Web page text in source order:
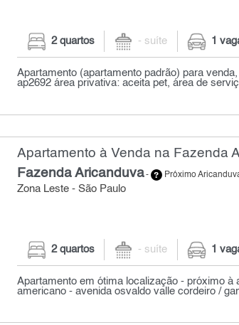
2 quartos - suíte 1
Apartamento (apartamento padrão) para
ap2692 área privativa: aceita pet, área de
Apartamento à Venda na Fazenda
Fazenda Aricanduva- Próximo
Zona Leste - São Paulo
2 quartos - suíte 1
Apartamento em ótima localização - próximo à
americano - avenida osvaldo valle cordeiro /